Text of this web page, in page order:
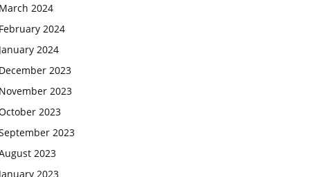
2024
2024
2024
2023
2023
2023
2023
2023
2023